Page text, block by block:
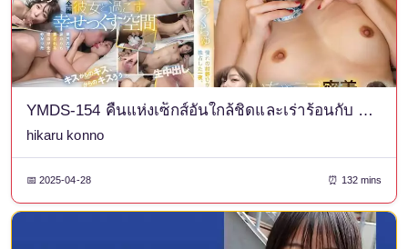
YMDS-154 คืนแห่งเซ็กส์อันใกล้ชิดและเร่าร้อนกับ Konno Hikaru ผู้เป็นที่ชื่นชมอย่างมาก
hikaru konno
📅 2025-04-28 ⏰ 132 mins